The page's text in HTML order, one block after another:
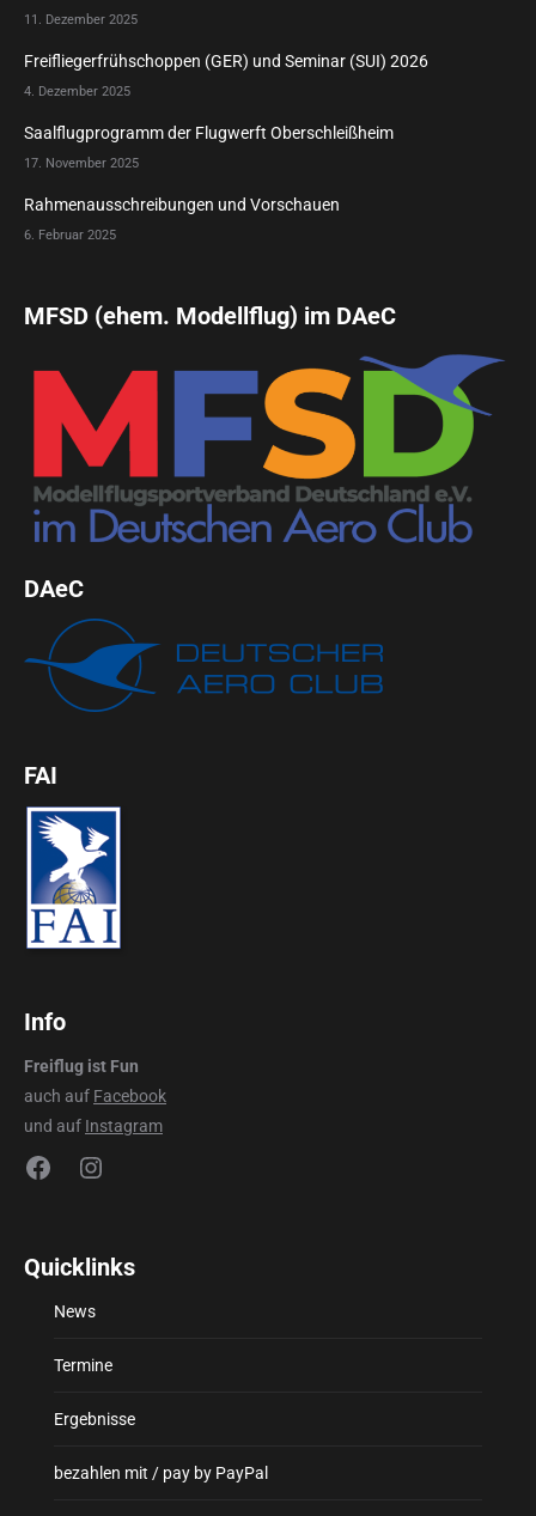
11. Dezember 2025
Freifliegerfrühschoppen (GER) und Seminar (SUI) 2026
4. Dezember 2025
Saalflugprogramm der Flugwerft Oberschleißheim
17. November 2025
Rahmenausschreibungen und Vorschauen
6. Februar 2025
MFSD (ehem. Modellflug) im DAeC
DAeC
FAI
Info
Freiflug ist Fun
auch auf Facebook
und auf Instagram
FacebookInstagram
Quicklinks
News
Termine
Ergebnisse
bezahlen mit / pay by PayPal